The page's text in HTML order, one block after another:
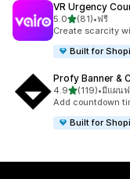
VR Urgency
5.0เต็ม 5 ดาว
(81)
ทั้งหมด 81 รีวิว
•ฟรี
Create scarcity
Built for
Profy Banner &
4.9เต็ม 5 ดาว
(119)
ทั้งหมด 119 รีวิว
•มีแผนฟ
Add countdown
Built for